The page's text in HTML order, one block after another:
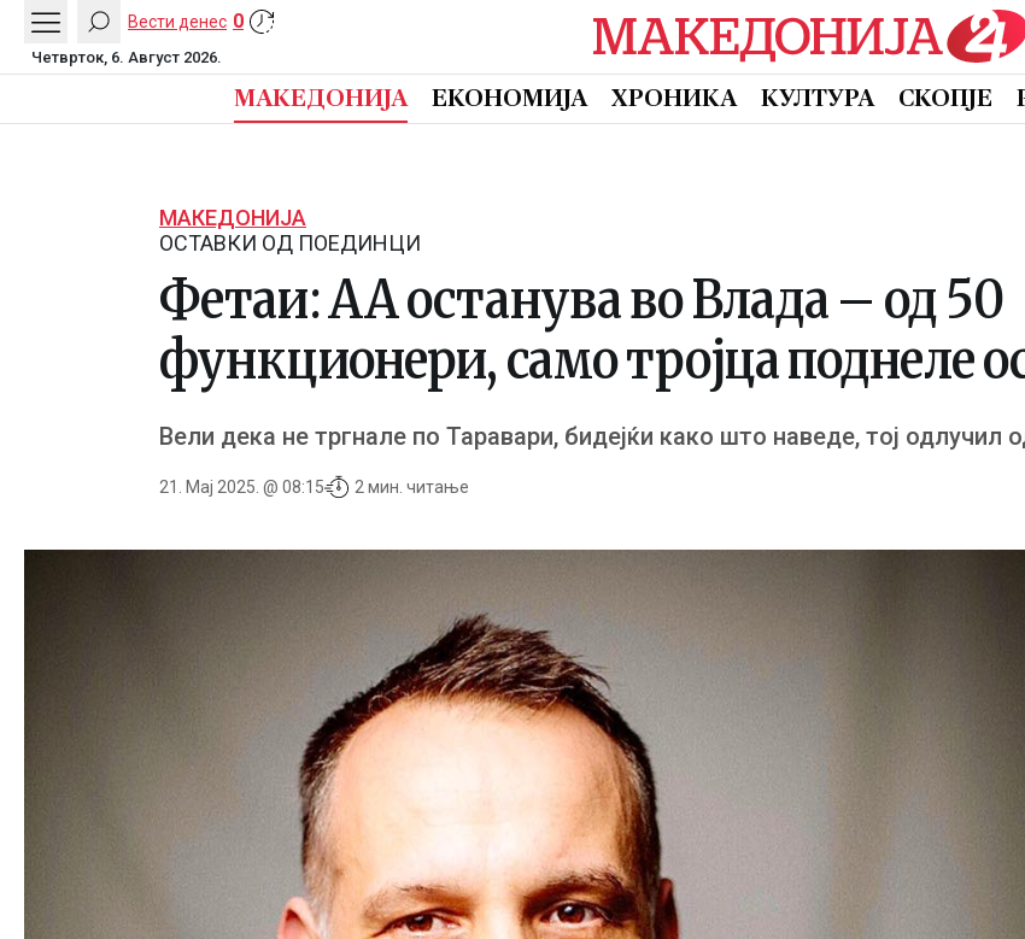
Вести денес 0
Четврток, 6. Август 2026.
МАКЕДОНИЈА ЕКОНОМИЈА ХРОНИКА КУЛТУРА СКОПЈЕ
МАКЕДОНИЈА
ОСТАВКИ ОД ПОЕДИНЦИ
Фетаи: АА останува во Влада – од 50
функционери, само тројца поднеле
Вели дека не тргнале по Таравари, бидејќи како што наведе, тој одлучил
21. Мај 2025. @ 08:15 2 мин. читање